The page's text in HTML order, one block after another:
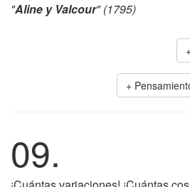
"Aline y Valcour" (1795)
+
09.